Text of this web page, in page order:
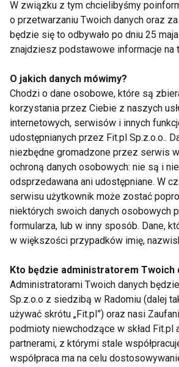
składników odżywczych, porcję
spożycia w ciągu dnia,
nieprzekraczania zalecanej porcji,
suplementy diety nie mogą być
zamiennik zróżnicowanej diety
przechowywane w sposób
dzieci. Ponadto, na opakowaniu
informacja o zawartości witamin
mineralnych, a także innych
wykazują efekt odżywczy lub
postać liczbową. Dane o
składników mineralnych podaje
procentach w stosunku do
spożycia określonych w
prawnym.
Wiedza o tym, jakie substancje
naszemu organizmowi i w jakich
niezwykle istotna. Przed
konkretnego specyfiku, warto
jego etykietą, przeczytać skład
z wiarygodnych źródeł, czy dana
W związku z tym chcielibyśmy
o przetwarzaniu Twoich danych oraz
będzie się to odbywało po dniu 25
znajdziesz podstawowe informacje na
O jakich danych mówimy?
Chodzi o dane osobowe, które są
korzystania przez Ciebie z naszych
internetowych, serwisów i innych
udostępnianych przez Fit.pl Sp.z.o.o..
niezbędne gromadzone przez serwis
ochroną danych osobowych: nie są i
odsprzedawana ani udostępniane. W
serwisu użytkownik może zostać
niektórych swoich danych osobowych
formularza, lub w inny sposób. Dane,
w większości przypadków imię,
Kto będzie administratorem Twoich
Administratorami Twoich danych
Sp.z.o.o z siedzibą w Radomiu (dalej
używać skrótu „Fit.pl”) oraz nasi
podmioty niewchodzące w skład Fit.pl
partnerami, z którymi stale
współpraca ma na celu